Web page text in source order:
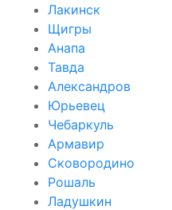
Лакинск
Щигры
Анапа
Тавда
Александров
Юрьевец
Чебаркуль
Армавир
Сковородино
Рошаль
Ладушкин